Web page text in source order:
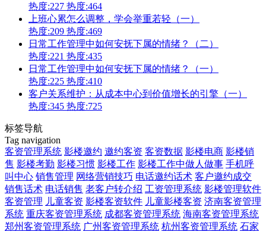
热度:227 热度:464
上班心累怎么调整，学会举重若轻（一）
热度:209 热度:469
日常工作管理中如何安抚下属的情绪？（二）
热度:221 热度:435
日常工作管理中如何安抚下属的情绪？（一）
热度:225 热度:410
客户关系维护：从成本中心到价值增长的引擎（一）
热度:345 热度:725
标签导航
Tag navigation
客资管理系统 影楼邀约 邀约客资 客资数据 影楼电商 影楼销
售 影楼考勤 影楼习惯 影楼工作 影楼工作中做人做事 手机呼
叫中心 销售管理 网络营销技巧 电话邀约话术 客户邀约成交
销售话术 电话销售 老客户转介绍 工资管理系统 影楼管理软件
客资管理 儿童客资 影楼客资软件 儿童影楼客资 济南客资管理
系统 重庆客资管理系统 成都客资管理系统 海南客资管理系统
郑州客资管理系统 广州客资管理系统 杭州客资管理系统 石家